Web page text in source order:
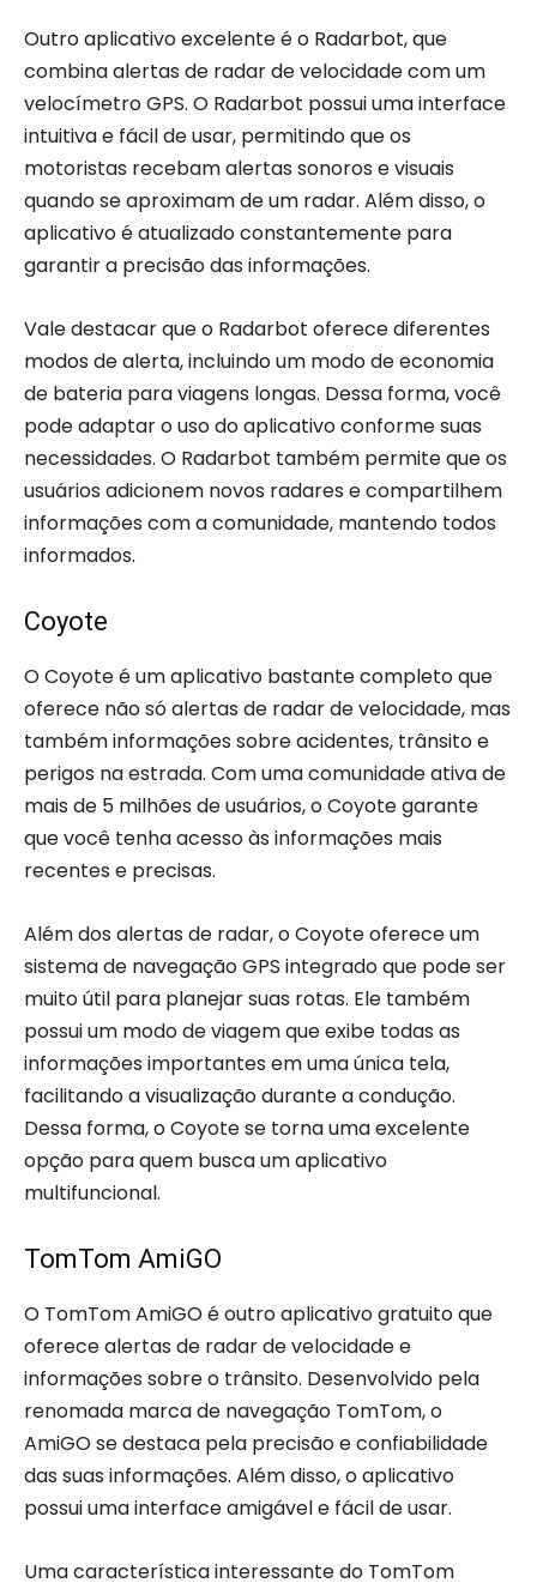
Outro aplicativo excelente é o Radarbot, que
combina alertas de radar de velocidade com um
velocímetro GPS. O Radarbot possui uma interface
intuitiva e fácil de usar, permitindo que os
motoristas recebam alertas sonoros e visuais
quando se aproximam de um radar. Além disso, o
aplicativo é atualizado constantemente para
garantir a precisão das informações.
Vale destacar que o Radarbot oferece diferentes
modos de alerta, incluindo um modo de economia
de bateria para viagens longas. Dessa forma, você
pode adaptar o uso do aplicativo conforme suas
necessidades. O Radarbot também permite que os
usuários adicionem novos radares e compartilhem
informações com a comunidade, mantendo todos
informados.
Coyote
O Coyote é um aplicativo bastante completo que
oferece não só alertas de radar de velocidade, mas
também informações sobre acidentes, trânsito e
perigos na estrada. Com uma comunidade ativa de
mais de 5 milhões de usuários, o Coyote garante
que você tenha acesso às informações mais
recentes e precisas.
Além dos alertas de radar, o Coyote oferece um
sistema de navegação GPS integrado que pode ser
muito útil para planejar suas rotas. Ele também
possui um modo de viagem que exibe todas as
informações importantes em uma única tela,
facilitando a visualização durante a condução.
Dessa forma, o Coyote se torna uma excelente
opção para quem busca um aplicativo
multifuncional.
TomTom AmiGO
O TomTom AmiGO é outro aplicativo gratuito que
oferece alertas de radar de velocidade e
informações sobre o trânsito. Desenvolvido pela
renomada marca de navegação TomTom, o
AmiGO se destaca pela precisão e confiabilidade
das suas informações. Além disso, o aplicativo
possui uma interface amigável e fácil de usar.
Uma característica interessante do TomTom